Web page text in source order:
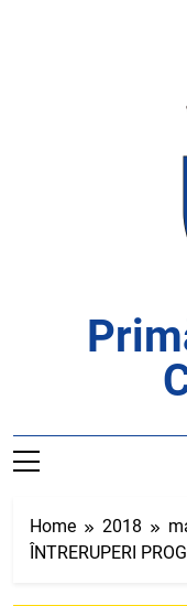
Home 2018
ÎNTRERUPERI